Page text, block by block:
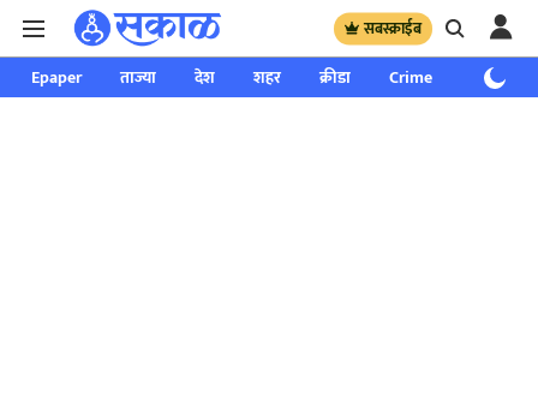
सबस्क्राईब
Epaper ताज्या देश शहर क्रीडा Crime साप्ताहिक